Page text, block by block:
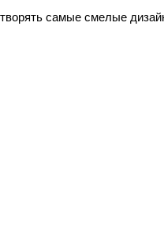
самые смелые